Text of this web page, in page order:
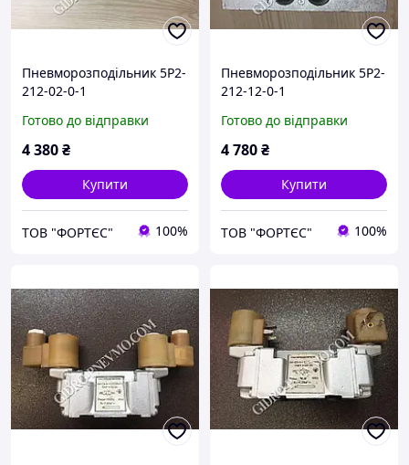
Пневморозподільник 5Р2-
212-02-0-1
Готово до відправки
4 380₴
Купити
ТОВ "ФОРТЄС" 100%
Пневморозподільник 5Р2-
212-12-0-1
Готово до відправки
4 780₴
Купити
ТОВ "ФОРТЄС" 100%